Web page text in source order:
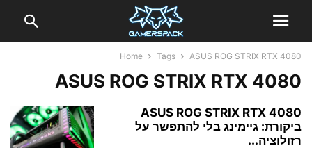
Home Tags ASUS ROG STRIX RTX 4080
ASUS ROG STRIX RTX 4080
ASUS ROG STRIX RTX 4080
ביקורת: גיימינג בלי להתפשר על
רזולוציה...